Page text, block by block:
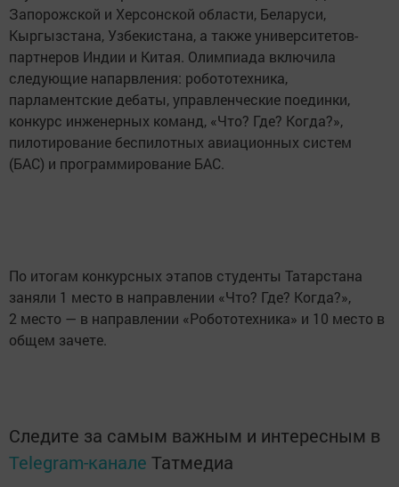
Запорожской и Херсонской области, Беларуси,
Кыргызстана, Узбекистана, а также университетов-
партнеров Индии и Китая. Олимпиада включила
следующие напарвления: робототехника,
парламентские дебаты, управленческие поединки,
конкурс инженерных команд, «Что? Где? Когда?»,
пилотирование беспилотных авиационных систем
(БАС) и программирование БАС.
По итогам конкурсных этапов студенты Татарстана
заняли 1 место в направлении «Что? Где? Когда?»,
2 место — в направлении «Робототехника» и 10 место в
общем зачете.
Следите за самым важным и интересным в
Telegram-канале Татмедиа